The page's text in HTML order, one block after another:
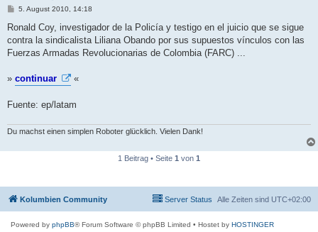
B
i
r
a
5. August 2010, 14:18
Ronald Coy, investigador de la Policía y testigo en el juicio que se sigue
contra la sindicalista Liliana Obando por sus supuestos vínculos con las
Fuerzas Armadas Revolucionarias de Colombia (FARC) ...
» continuar «
Fuente: ep/latam
Du machst einen simplen Roboter glücklich. Vielen Dank!
1 Beitrag • Seite 1 von 1
Kolumbien Community Alle Zeiten sind UTC+02:00
Server Status
Powered by phpBB® Forum Software © phpBB Limited • Hostet by HOSTINGER